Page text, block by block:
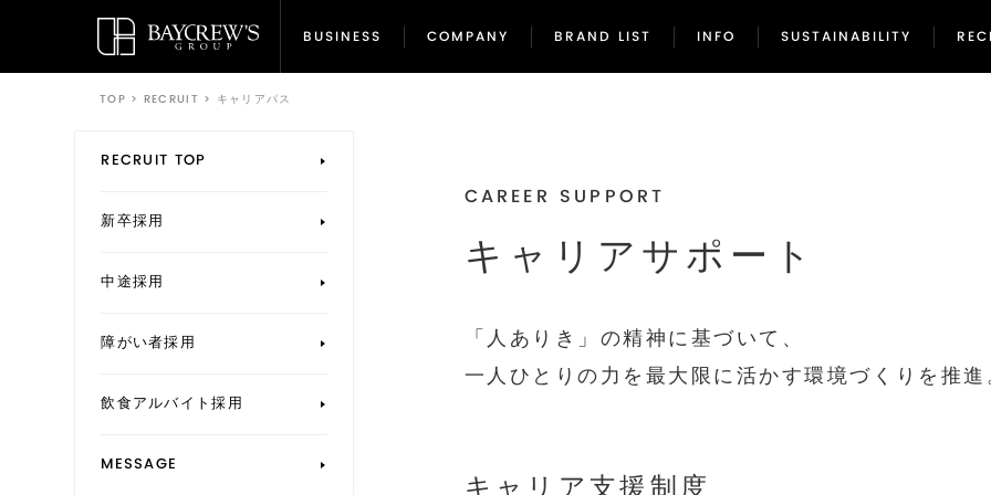
BUSINESS COMPANY BRAND LIST INFO SUSTAINABILITY
BUSINESS COMPANY BRAND LIST INFO SUSTAINABILITY
TOP > RECRUIT > キャリアパス
RECRUIT TOP
新卒採用
中途採用
障がい者採用
飲食アルバイト採用
MESSAGE
CAREER SUPPORT
キャリアサポート
「人ありき」の精神に基づいて、
一人ひとりの力を最大限に活かす環境づくりを推進